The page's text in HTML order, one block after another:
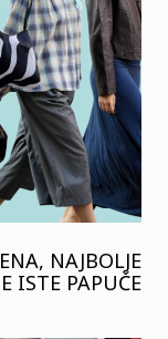
NAJBOLJE
ISTE PAPUČE